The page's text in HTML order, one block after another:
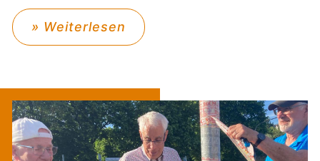
» Weiterlesen